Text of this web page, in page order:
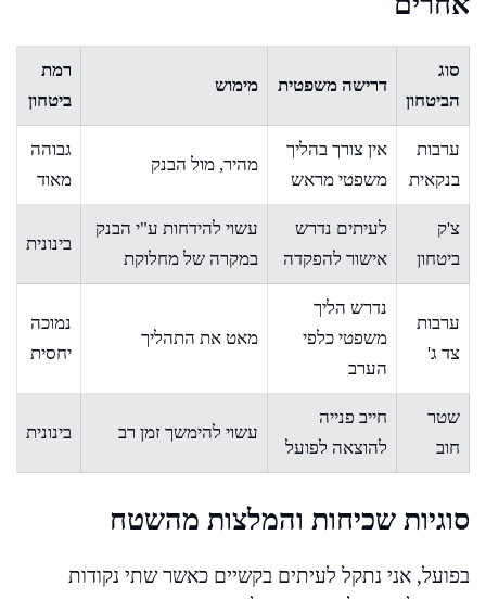
סוג
הביטחון
דרישה משפטית מימוש
רמת
ביטחון
ערבות
בנקאית
אין צורך בהליך
משפטי מראש
מהיר, מול הבנק
גבוהה
מאוד
צ'ק
ביטחון
לעיתים נדרש
אישור להפקדה
עשוי להידחות ע"י הבנק
במקרה של מחלוקת
בינונית
ערבות
צד ג'
נדרש הליך
משפטי כלפי
הערב
מאט את התהליך
נמוכה
יחסית
שטר
חוב
חייב פנייה
להוצאה לפועל
עשוי להימשך זמן רב בינונית
סוגיות שכיחות והמלצות מהשטח
בפועל, אני נתקל לעיתים בקשיים כאשר שתי נקודות